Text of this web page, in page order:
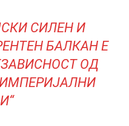
СИЛЕН И
БАЛКАН Е
ОД